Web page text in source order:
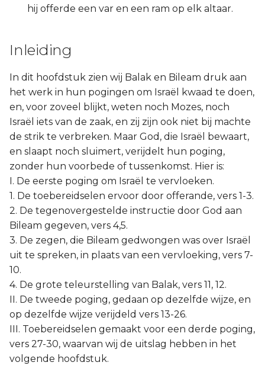
hij offerde een var en een ram op elk altaar.
Inleiding
In dit hoofdstuk zien wij Balak en Bileam druk aan
het werk in hun pogingen om Israël kwaad te doen,
en, voor zoveel blijkt, weten noch Mozes, noch
Israël iets van de zaak, en zij zijn ook niet bij machte
de strik te verbreken. Maar God, die Israël bewaart,
en slaapt noch sluimert, verijdelt hun poging,
zonder hun voorbede of tussenkomst. Hier is:
I. De eerste poging om Israël te vervloeken.
1. De toebereidselen ervoor door offerande, vers 1-3.
2. De tegenovergestelde instructie door God aan
Bileam gegeven, vers 4,5.
3. De zegen, die Bileam gedwongen was over Israël
uit te spreken, in plaats van een vervloeking, vers 7-
10.
4. De grote teleurstelling van Balak, vers 11, 12.
II. De tweede poging, gedaan op dezelfde wijze, en
op dezelfde wijze verijdeld vers 13-26.
III. Toebereidselen gemaakt voor een derde poging,
vers 27-30, waarvan wij de uitslag hebben in het
volgende hoofdstuk.